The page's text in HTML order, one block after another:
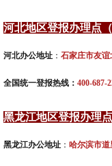
河北地区登报办理点
河北办公地址 ： 石家庄市友谊
全国统一登报热线： 400-687-
黑龙江地区登报办理
黑龙江办公地址 ： 哈尔滨市道